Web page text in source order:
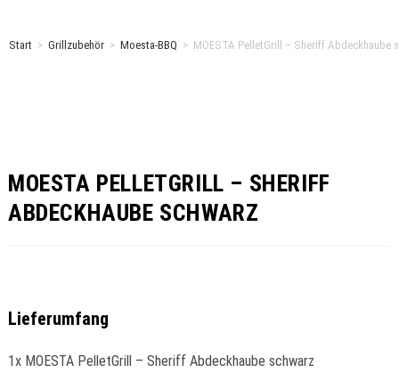
Start > Grillzubehör > Moesta-BBQ > MOESTA PelletGrill – Sheriff Abdeckhaube
MOESTA PELLETGRILL – SHERIFF
ABDECKHAUBE SCHWARZ
Lieferumfang
1x MOESTA PelletGrill – Sheriff Abdeckhaube schwarz